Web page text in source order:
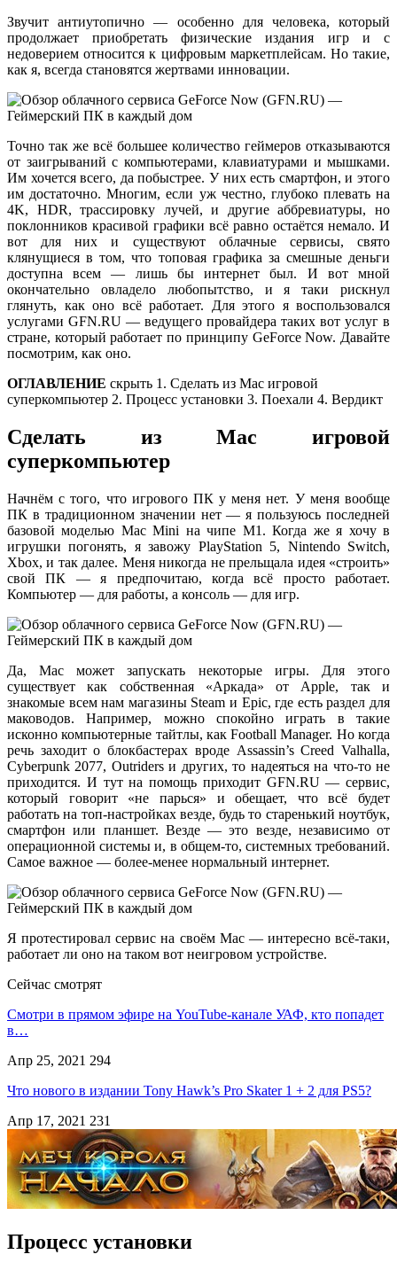
Звучит антиутопично — особенно для человека, который
продолжает приобретать физические издания игр и с
недоверием относится к цифровым маркетплейсам. Но такие,
как я, всегда становятся жертвами инновации.
Точно так же всё большее количество геймеров отказываются
от заигрываний с компьютерами, клавиатурами и мышками.
Им хочется всего, да побыстрее. У них есть смартфон, и этого
им достаточно. Многим, если уж честно, глубоко плевать на
4K, HDR, трассировку лучей, и другие аббревиатуры, но
поклонников красивой графики всё равно остаётся немало. И
вот для них и существуют облачные сервисы, свято
клянущиеся в том, что топовая графика за смешные деньги
доступна всем — лишь бы интернет был. И вот мной
окончательно овладело любопытство, и я таки рискнул
глянуть, как оно всё работает. Для этого я воспользовался
услугами GFN.RU — ведущего провайдера таких вот услуг в
стране, который работает по принципу GeForce Now. Давайте
посмотрим, как оно.
ОГЛАВЛЕНИЕ скрыть 1. Сделать из Mac игровой
суперкомпьютер 2. Процесс установки 3. Поехали 4. Вердикт
Сделать из Mac игровой
суперкомпьютер
Начнём с того, что игрового ПК у меня нет. У меня вообще
ПК в традиционном значении нет — я пользуюсь последней
базовой моделью Mac Mini на чипе M1. Когда же я хочу в
игрушки погонять, я завожу PlayStation 5, Nintendo Switch,
Xbox, и так далее. Меня никогда не прельщала идея «строить»
свой ПК — я предпочитаю, когда всё просто работает.
Компьютер — для работы, а консоль — для игр.
Да, Mac может запускать некоторые игры. Для этого
существует как собственная «Аркада» от Apple, так и
знакомые всем нам магазины Steam и Epic, где есть раздел для
маководов. Например, можно спокойно играть в такие
исконно компьютерные тайтлы, как Football Manager. Но когда
речь заходит о блокбастерах вроде Assassin’s Creed Valhalla,
Cyberpunk 2077, Outriders и других, то надеяться на что-то не
приходится. И тут на помощь приходит GFN.RU — сервис,
который говорит «не парься» и обещает, что всё будет
работать на топ-настройках везде, будь то старенький ноутбук,
смартфон или планшет. Везде — это везде, независимо от
операционной системы и, в общем-то, системных требований.
Самое важное — более-менее нормальный интернет.
Я протестировал сервис на своём Mac — интересно всё-таки,
работает ли оно на таком вот неигровом устройстве.
Сейчас смотрят
Смотри в прямом эфире на YouTube-канале УАФ, кто попадет
в…
Апр 25, 2021 294
Что нового в издании Tony Hawk’s Pro Skater 1 + 2 для PS5?
Апр 17, 2021 231
Процесс установки